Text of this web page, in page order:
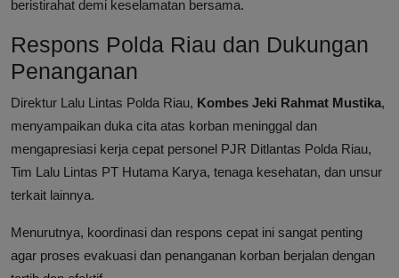
beristirahat demi keselamatan bersama.
Respons Polda Riau dan Dukungan
Penanganan
Direktur Lalu Lintas Polda Riau, Kombes Jeki Rahmat Mustika,
menyampaikan duka cita atas korban meninggal dan
mengapresiasi kerja cepat personel PJR Ditlantas Polda Riau,
Tim Lalu Lintas PT Hutama Karya, tenaga kesehatan, dan unsur
terkait lainnya.
Menurutnya, koordinasi dan respons cepat ini sangat penting
agar proses evakuasi dan penanganan korban berjalan dengan